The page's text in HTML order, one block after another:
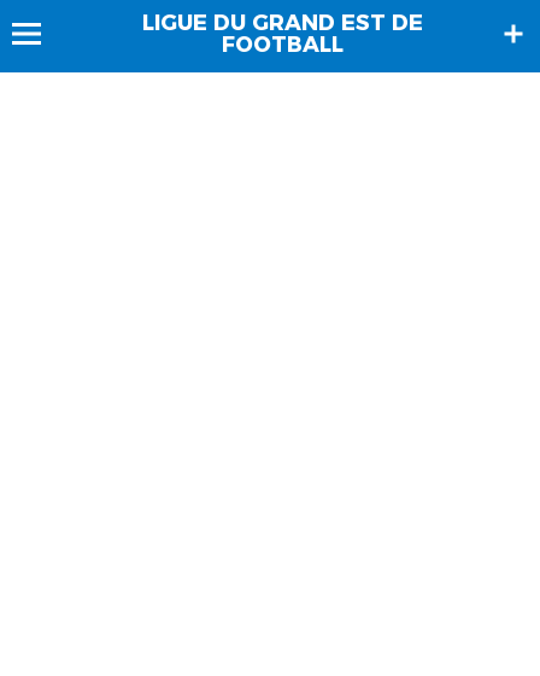
LIGUE DU GRAND EST DE
FOOTBALL